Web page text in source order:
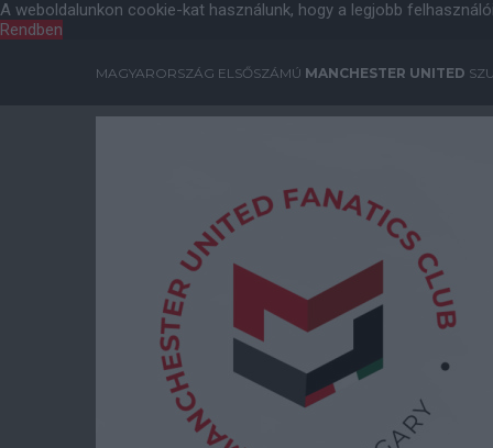
A weboldalunkon cookie-kat használunk, hogy a legjobb
Rendben
MAGYARORSZÁG ELSŐSZÁMÚ MANCHESTER UNITED